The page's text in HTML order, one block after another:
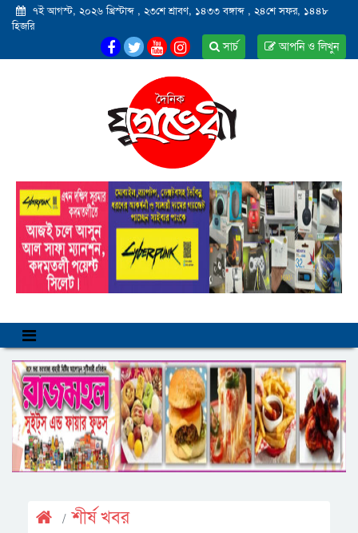
৭ই আগস্ট, ২০২৬ খ্রিস্টাব্দ , ২৩শে শ্রাবণ, ১৪৩৩ বঙ্গাব্দ , ২৪শে সফর, ১৪৪৮
হিজরি
আপনি ও লিখুন
সার্চ
শীর্ষ খবর